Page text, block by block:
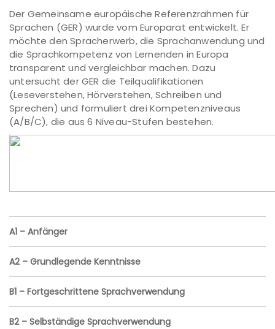
Der Gemeinsame europäische Referenzrahmen für
Sprachen (GER) wurde vom Europarat entwickelt. Er
möchte den Spracherwerb, die Sprachanwendung und
die Sprachkompetenz von Lernenden in Europa
transparent und vergleichbar machen. Dazu
untersucht der GER die Teilqualifikationen
(Leseverstehen, Hörverstehen, Schreiben und
Sprechen) und formuliert drei Kompetenzniveaus
(A/B/C), die aus 6 Niveau-Stufen bestehen.
A1 – Anfänger
A2 – Grundlegende Kenntnisse
B1 – Fortgeschrittene Sprachverwendung
B2 – Selbständige Sprachverwendung